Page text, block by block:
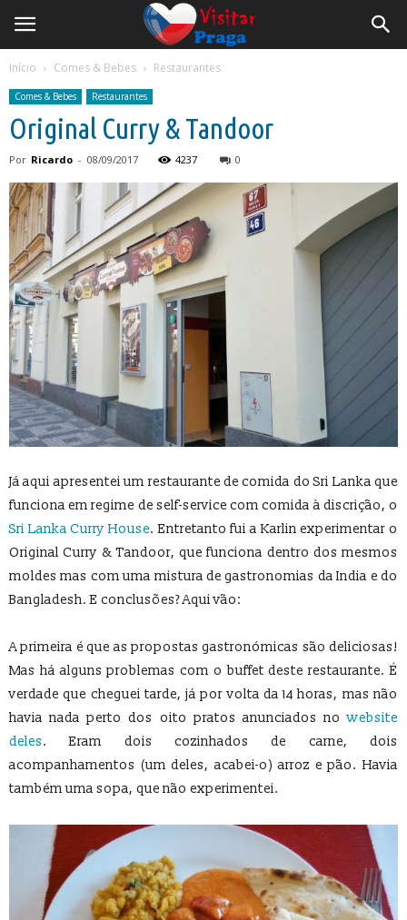
Início Comes & Bebes Restaurantes
Comes & Bebes Restaurantes
Original Curry & Tandoor
Por Ricardo - 08/09/2017 4237 0
Já aqui apresentei um restaurante de comida do Sri Lanka que
funciona em regime de self-service com comida à discrição, o
Sri Lanka Curry House. Entretanto fui a Karlin experimentar o
Original Curry & Tandoor, que funciona dentro dos mesmos
moldes mas com uma mistura de gastronomias da India e do
Bangladesh. E conclusões? Aqui vão:
A primeira é que as propostas gastronómicas são deliciosas!
Mas há alguns problemas com o buffet deste restaurante. É
verdade que cheguei tarde, já por volta da 14 horas, mas não
havia nada perto dos oito pratos anunciados nowebsite
deles. Eram dois cozinhados de carne, dois
acompanhamentos (um deles, acabei-o) arroz e pão. Havia
também uma sopa, que não experimentei.